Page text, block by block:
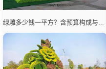
绿雕多少钱一平方？含预算构成与影响因素